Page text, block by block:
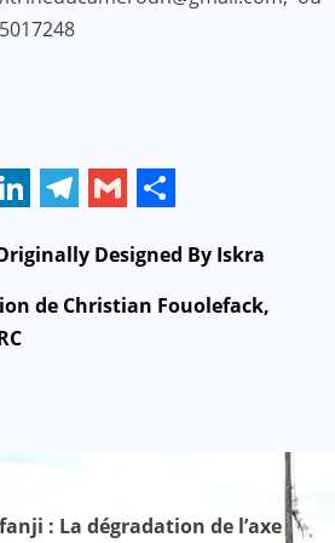
Designed By Iskra
de Christian Fouolefack,
: La dégradation de l’axe